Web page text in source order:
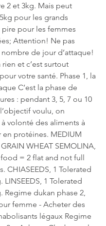
2 et 3kg. Mais peut
pour les grands
pire pour les femmes
Attention! Ne pas
de jour d’attaque!
rien et c’est surtout
votre santé. Phase 1, la
C’est la phase de
: pendant 3, 5, 7 ou 10
voulu, on
volonté des aliments à
protéines. MEDIUM
WHEAT SEMOLINA,
food = 2 flat and not full
CHIASEEDS, 1 Tolerated
1 Tolerated
Regime dukan phase 2,
femme - Acheter des
légaux Regime